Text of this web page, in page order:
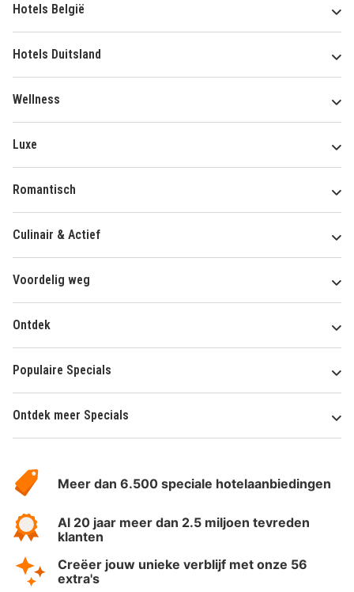
Hotels België
Hotels Duitsland
Wellness
Luxe
Romantisch
Culinair & Actief
Voordelig weg
Ontdek
Populaire Specials
Ontdek meer Specials
HotelSpecials
Meer dan 6.500 speciale hotelaanbiedingen
Al 20 jaar meer dan 2.5 miljoen tevreden
klanten
Creëer jouw unieke verblijf met onze 56
extra's